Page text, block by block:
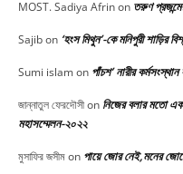
MOST. Sadiya Afrinon তরুণ
Sajibon ‘হংস মিথুন’-কে মনিপুরী শাড়ির
Sumi islamon পাঁচশ’ নারীর
জান্নাতুল ফেরদৌসীon নিজের বলার মতো
মহাসম্মেলন-২০২২
মুসাফির জসীমon পায়ে জোর নেই,মনের